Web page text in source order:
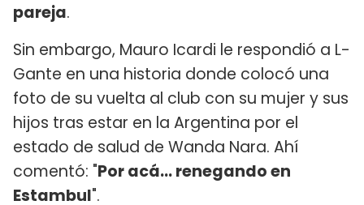
pareja.
Sin embargo, Mauro Icardi le respondió a L-
Gante en una historia donde colocó una
foto de su vuelta al club con su mujer y sus
hijos tras estar en la Argentina por el
estado de salud de Wanda Nara. Ahí
comentó: "Por acá... renegando en
Estambul".